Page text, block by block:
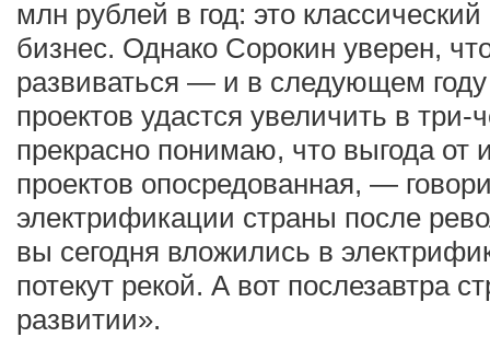
млн рублей в год: это
бизнес. Однако Сорокин уверен,
развиваться — и в следующем
проектов удастся увеличить в
прекрасно понимаю, что выгода от
проектов опосредованная, —
электрификации страны после
вы сегодня вложились в
потекут рекой. А вот послезавтра
развитии».